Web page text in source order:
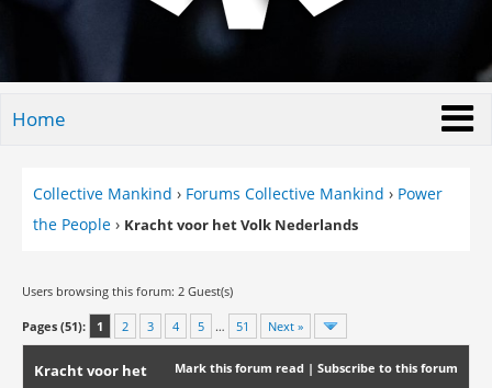
Home
Collective Mankind › Forums Collective Mankind › Power
the People › Kracht voor het Volk Nederlands
Users browsing this forum: 2 Guest(s)
Pages (51): 1 2 3 4 5 … 51 Next »
Mark this forum read | Subscribe to this forum
Kracht voor het